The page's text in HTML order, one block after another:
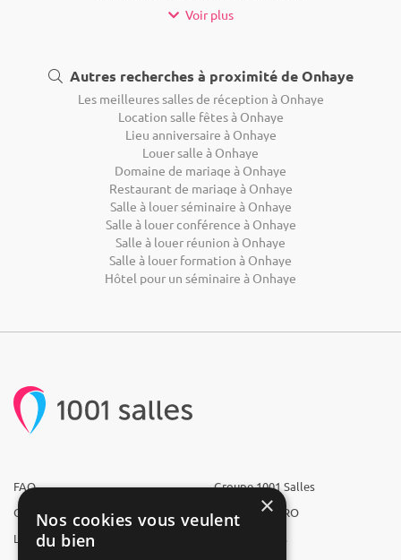
Voir plus
Autres recherches à proximité de Onhaye
Les meilleures salles de réception à Onhaye
Location salle fêtes à Onhaye
Lieu anniversaire à Onhaye
Louer salle à Onhaye
Domaine de mariage à Onhaye
Restaurant de mariage à Onhaye
Salle à louer séminaire à Onhaye
Salle à louer conférence à Onhaye
Salle à louer réunion à Onhaye
Salle à louer formation à Onhaye
Hôtel pour un séminaire à Onhaye
FAQ
Qui sommes-nous ?
L'équipe
Groupe 1001 Salles
1001 Salles PRO
1001 Traiteurs
×
Nos cookies vous veulent
du bien